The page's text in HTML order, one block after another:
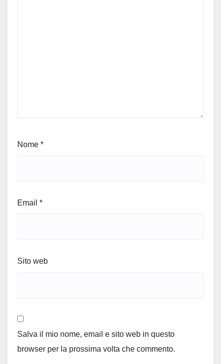
Nome *
Email *
Sito web
Salva il mio nome, email e sito web in questo
browser per la prossima volta che commento.